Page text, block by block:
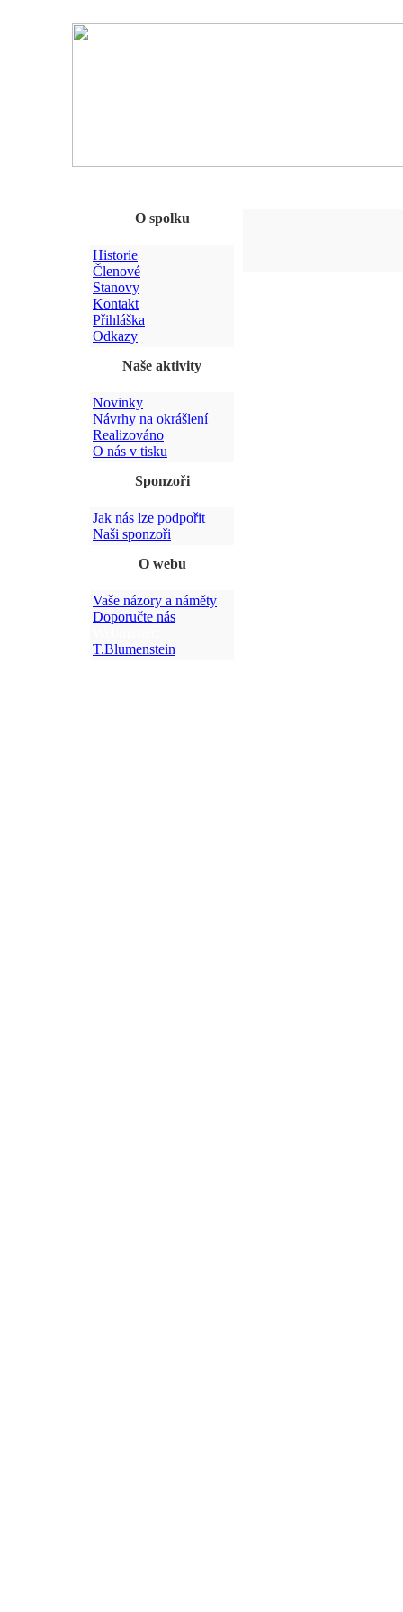
O spolku
Historie
Členové
Stanovy
Kontakt
Přihláška
Odkazy
Naše aktivity
Novinky
Návrhy na okrášlení
Realizováno
O nás v tisku
Sponzoři
Jak nás lze podpořit
Naši sponzoři
O webu
Vaše názory a náměty
Doporučte nás
T.Blumenstein